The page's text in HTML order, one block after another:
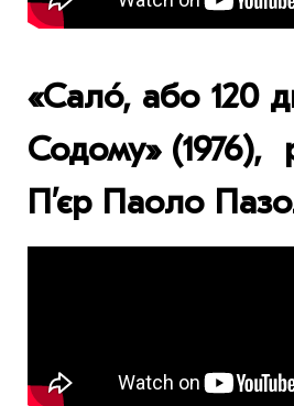
«Сало́, або 120
Содому» (1976),
П’єр Паоло